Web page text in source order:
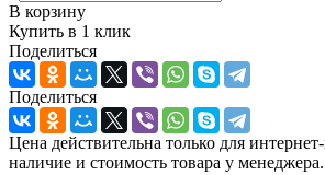
В корзину
Купить в 1 клик
Поделиться
Поделиться
Цена действительна только для
наличие и стоимость товара у